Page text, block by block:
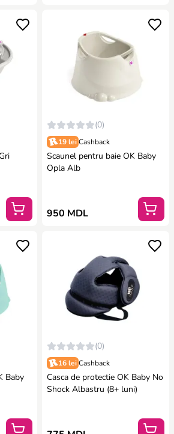
(0)
19 lei Cashback
Scaunel pentru baie OK Baby
Opla Alb
950 MDL
Baby
(0)
16 lei Cashback
Casca de protectie OK Baby No
Shock Albastru (8+ luni)